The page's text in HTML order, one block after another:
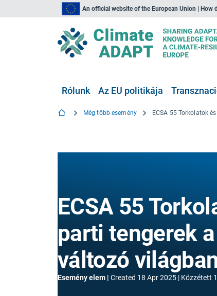
An official website of the European Union | How
Rólunk Az EU politikája
Még több esemény
ECSA 55
parti tengerek
változó
Esemény elem Created 18 Apr 2025 Közzétett